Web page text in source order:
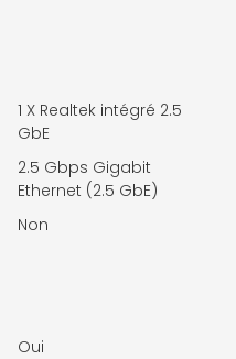
1 X Realtek intégré 2.5
GbE
2.5 Gbps Gigabit
Ethernet (2.5 GbE)
Non
Oui